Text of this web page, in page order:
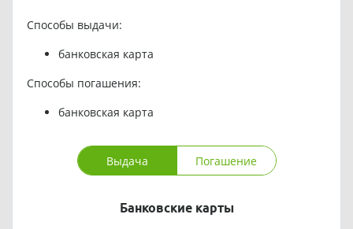
Способы выдачи:
банковская карта
Способы погашения:
банковская карта
Выдача Погашение
Банковские карты